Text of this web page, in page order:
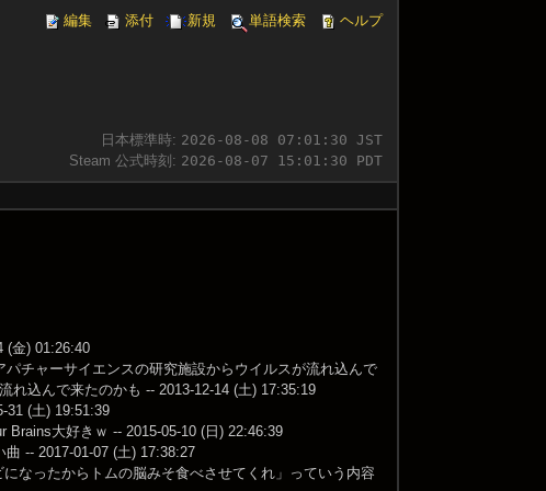
編集 添付 新規 単語検索 ヘルプ
日本標準時: 2026-08-08 07:01:30 JST
Steam 公式時刻: 2026-08-07 15:01:30 PDT
(金) 01:26:40
チャーサイエンスの研究施設からウイルスが流れ込んで
込んで来たのかも -- 2013-12-14 (土) 17:35:19
31 (土) 19:51:39
大好きｗ -- 2015-05-10 (日) 22:46:39
-- 2017-01-07 (土) 17:38:27
なったからトムの脳みそ食べさせてくれ」っていう内容